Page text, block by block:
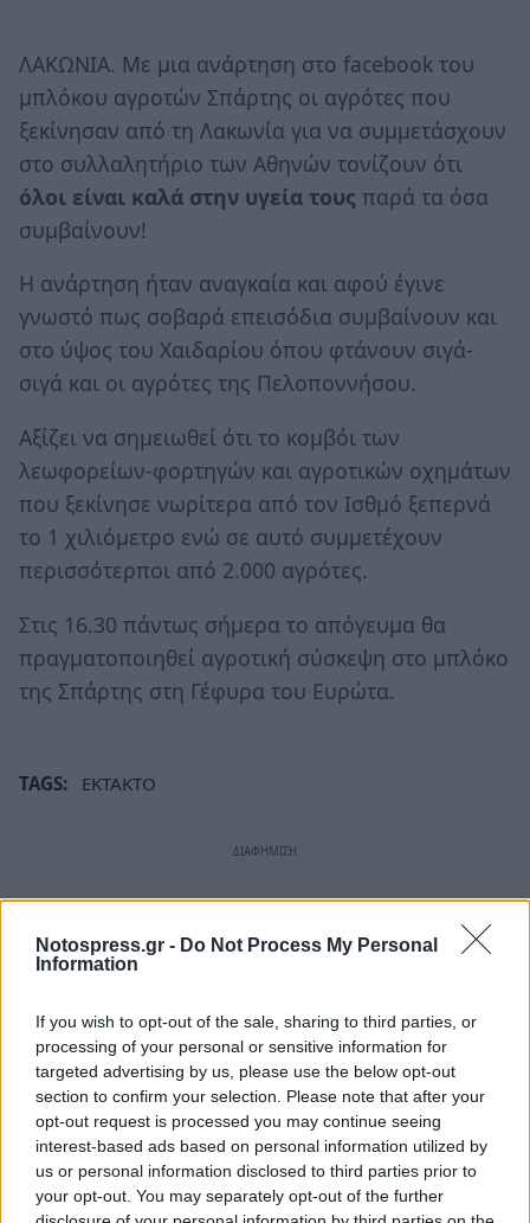
Notospress.gr - Do Not Process My Personal
Information
If you wish to opt-out of the sale, sharing to third parties, or
processing of your personal or sensitive information for
targeted advertising by us, please use the below opt-out
section to confirm your selection. Please note that after your
opt-out request is processed you may continue seeing
interest-based ads based on personal information utilized by
us or personal information disclosed to third parties prior to
your opt-out. You may separately opt-out of the further
ΛΑΚΩΝΙΑ. Με μια ανάρτηση στο facebook του
μπλόκου αγροτών Σπάρτης οι αγρότες που
ξεκίνησαν από τη Λακωνία για να συμμετάσχουν
στο συλλαλητήριο των Αθηνών τονίζουν ότι
όλοι είναι καλά στην υγεία τους παρά τα όσα
συμβαίνουν!
Η ανάρτηση ήταν αναγκαία και αφού έγινε
γνωστό πως σοβαρά επεισόδια συμβαίνουν και
στο ύψος του Χαιδαρίου όπου φτάνουν σιγά-
σιγά και οι αγρότες της Πελοποννήσου.
Αξίζει να σημειωθεί ότι το κομβόι των
λεωφορείων-φορτηγών και αγροτικών οχημάτων
που ξεκίνησε νωρίτερα από τον Ισθμό ξεπερνά
το 1 χιλιόμετρο ενώ σε αυτό συμμετέχουν
περισσότερποι από 2.000 αγρότες.
Στις 16.30 πάντως σήμερα το απόγευμα θα
πραγματοποιηθεί αγροτική σύσκεψη στο μπλόκο
της Σπάρτης στη Γέφυρα του Ευρώτα.
TAGS: ΕΚΤΑΚΤΟ